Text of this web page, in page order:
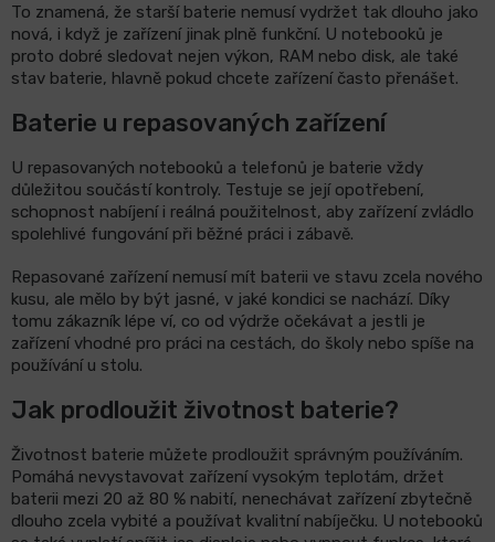
To znamená, že starší baterie nemusí vydržet tak dlouho jako
nová, i když je zařízení jinak plně funkční. U notebooků je
proto dobré sledovat nejen výkon, RAM nebo disk, ale také
stav baterie, hlavně pokud chcete zařízení často přenášet.
Baterie u repasovaných zařízení
U repasovaných notebooků a telefonů je baterie vždy
důležitou součástí kontroly. Testuje se její opotřebení,
schopnost nabíjení i reálná použitelnost, aby zařízení zvládlo
spolehlivé fungování při běžné práci i zábavě.
Repasované zařízení nemusí mít baterii ve stavu zcela nového
kusu, ale mělo by být jasné, v jaké kondici se nachází. Díky
tomu zákazník lépe ví, co od výdrže očekávat a jestli je
zařízení vhodné pro práci na cestách, do školy nebo spíše na
používání u stolu.
Jak prodloužit životnost baterie?
Životnost baterie můžete prodloužit správným používáním.
Pomáhá nevystavovat zařízení vysokým teplotám, držet
baterii mezi 20 až 80 % nabití, nenechávat zařízení zbytečně
dlouho zcela vybité a používat kvalitní nabíječku. U notebooků